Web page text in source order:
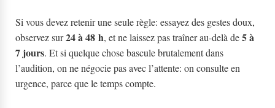
Si vous devez retenir une seule règle: essayez des gestes doux,
observez sur24 à 48 h, et ne laissez pas traîner au-delà de5 à
7 jours. Et si quelque chose bascule brutalement dans
l’audition, on ne négocie pas avec l’attente: on consulte en
urgence, parce que le temps compte.